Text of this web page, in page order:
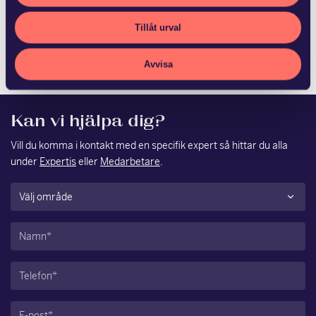
Tillåt urval
Avvisa
Fagersta kommun och Ludvika Kommun Stadshus AB har
med hälften vardera förvärvat Vattenfalls 50,6 procent av
aktierna i Västerbergslagens Energi AB. S…
Kan vi hjälpa dig?
Vill du komma i kontakt med en specifik expert så hittar du alla
under Expertiseller Medarbetare.
Område(Obligatoriskt)
Namn(Obligatoriskt)
Telefon(Obligatoriskt)
E-